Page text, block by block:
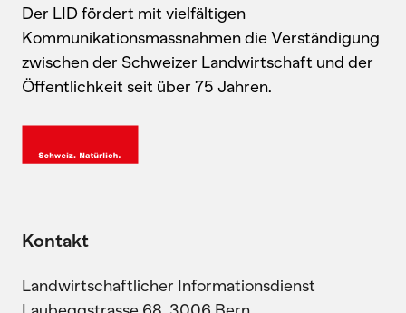
Der LID fördert mit vielfältigen
Kommunikationsmassnahmen die Verständigung
zwischen der Schweizer Landwirtschaft und der
Öffentlichkeit seit über 75 Jahren.
Kontakt
Landwirtschaftlicher Informationsdienst